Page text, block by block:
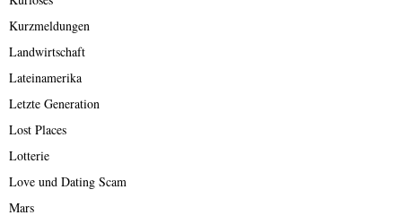
Kurzmeldungen
Landwirtschaft
Lateinamerika
Letzte Generation
Lost Places
Lotterie
Love und Dating Scam
Mars